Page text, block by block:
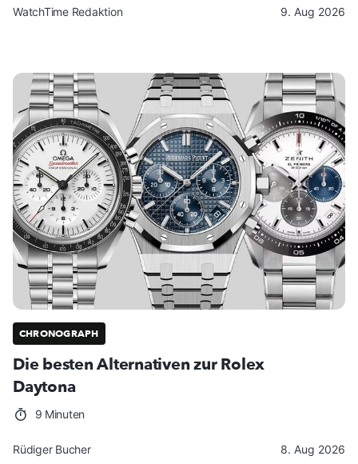
WatchTime Redaktion 9. Aug 2026
CHRONOGRAPH
Die besten Alternativen zur Rolex
Daytona
9 Minuten
Rüdiger Bucher 8. Aug 2026